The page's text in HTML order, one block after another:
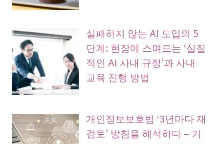
실패하지 않는 AI 도입의 5
단계: 현장에 스며드는 ‘실질
적인 AI 사내 규정’과 사내
교육 진행 방법
개인정보보호법 ‘3년마다 재
검토’ 방침을 해석하다 – 기